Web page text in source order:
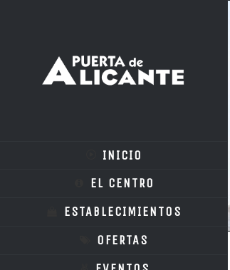
INICIO
EL CENTRO
ESTABLECIMIENTOS
OFERTAS